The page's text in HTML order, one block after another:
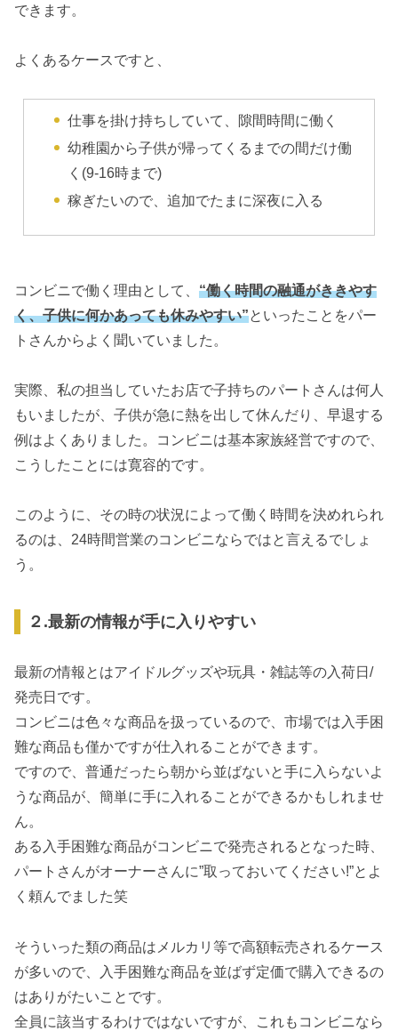
できます。
よくあるケースですと、
仕事を掛け持ちしていて、隙間時間に働く
幼稚園から子供が帰ってくるまでの間だけ働
く(9-16時まで)
稼ぎたいので、追加でたまに深夜に入る
コンビニで働く理由として、 “働く時間の融通がききやす
く、子供に何かあっても休みやすい”といったことをパー
トさんからよく聞いていました。
実際、私の担当していたお店で子持ちのパートさんは何人
もいましたが、子供が急に熱を出して休んだり、早退する
例はよくありました。コンビニは基本家族経営ですので、
こうしたことには寛容的です。
このように、その時の状況によって働く時間を決めれられ
るのは、24時間営業のコンビニならではと言えるでしょ
う。
２.最新の情報が手に入りやすい
最新の情報とはアイドルグッズや玩具・雑誌等の入荷日/
発売日です。
コンビニは色々な商品を扱っているので、市場では入手困
難な商品も僅かですが仕入れることができます。
ですので、普通だったら朝から並ばないと手に入らないよ
うな商品が、簡単に手に入れることができるかもしれませ
ん。
ある入手困難な商品がコンビニで発売されるとなった時、
パートさんがオーナーさんに”取っておいてください!”とよ
く頼んでました笑
そういった類の商品はメルカリ等で高額転売されるケース
が多いので、入手困難な商品を並ばず定価で購入できるの
はありがたいことです。
全員に該当するわけではないですが、これもコンビニなら